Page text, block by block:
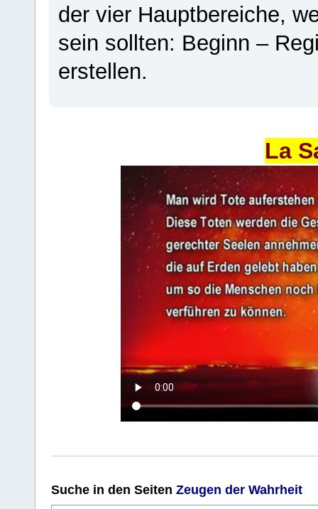
der vier Hauptbereiche,
sein sollten: Beginn –
erstellen.
La
Suche in den Seiten Zeugen der Wahrheit